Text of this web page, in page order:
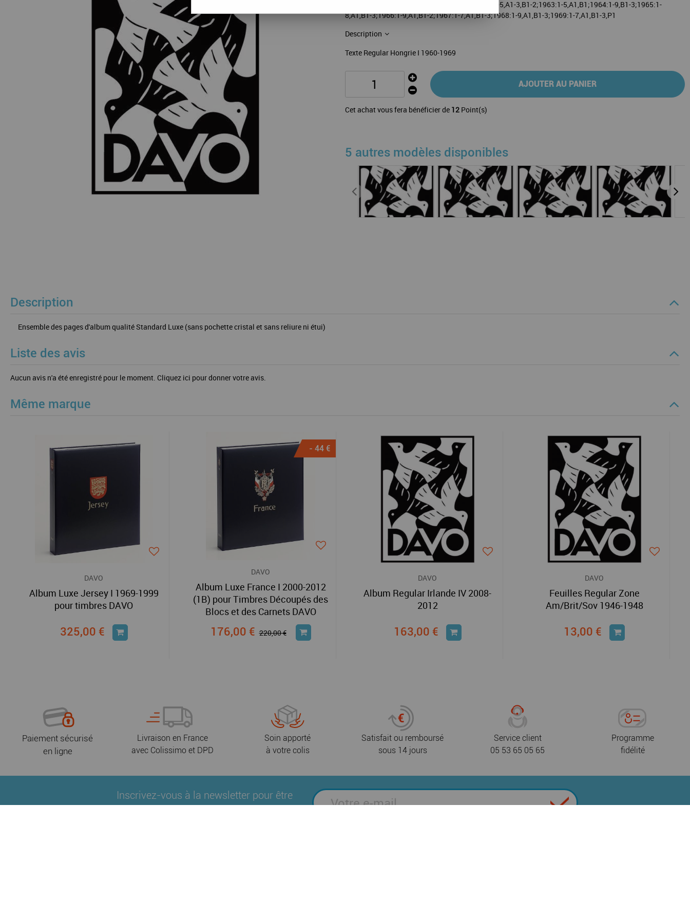
108 feuilles: 1960:1-5-B1-2;1961:1-8,B1;1962:1-5,A1-3,B1-2;1963:1-5,A1,B1;1964:1-9,B1-3;1965:1-
8,A1,B1-3;1966:1-9,A1,B1-2;1967:1-7,A1,B1-3;1968:1-9,A1,B1-3;1969:1-7,A1,B1-3,P1
Description
Texte Regular Hongrie I 1960-1969
AJOUTER AU PANIER
Cet achat vous fera bénéficier de 12 Point(s)
5 autres modèles disponibles
Description
Ensemble des pages d'album qualité Standard Luxe (sans pochette cristal et sans reliure ni étui)
Liste des avis
Aucun avis n'a été enregistré pour le moment. Cliquez ici pour donner votre avis.
Même marque
DAVO
Album Luxe Jersey I 1969-1999
pour timbres DAVO
325,00 €
- 44 €
DAVO
Album Luxe France I 2000-2012
(1B) pour Timbres Découpés des
Blocs et des Carnets DAVO
176,00 € 220,00 €
DAVO
Album Regular Irlande IV 2008-
2012
163,00 €
DAVO
Feuilles Regular Zone
Am/Brit/Sov 1946-1948
13,00 €
Paiement sécurisé
en ligne
Livraison en France
avec Colissimo et DPD
Soin apporté
à votre colis
Satisfait ou remboursé
sous 14 jours
Service client
05 53 65 05 65
Programme
fidélité
Inscrivez-vous à la newsletter pour être